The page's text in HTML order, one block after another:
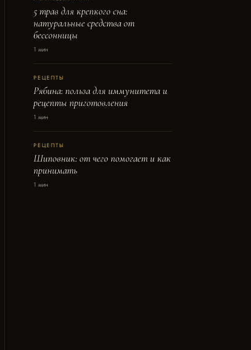
5 трав для крепкого сна:
натуральные средства от
бессонницы
1 мин
РЕЦЕПТЫ
Рябина: польза для иммунитета и
рецепты приготовления
1 мин
РЕЦЕПТЫ
Шиповник: от чего помогает и как
принимать
1 мин